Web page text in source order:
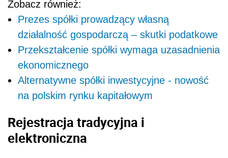
Zobacz również:
Prezes spółki prowadzący własną
działalność gospodarczą – skutki podatkowe
Przekształcenie spółki wymaga uzasadnienia
ekonomicznego
Alternatywne spółki inwestycyjne - nowość
na polskim rynku kapitałowym
Rejestracja tradycyjna i
elektroniczna